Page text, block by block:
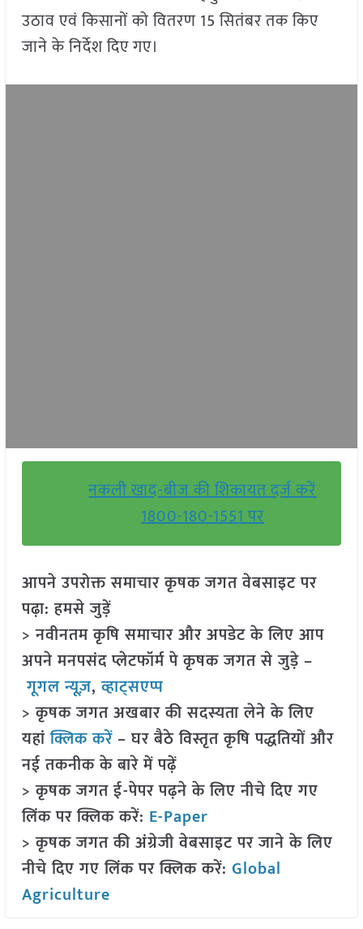
उठाव एवं किसानों को वितरण 15 सितंबर तक किए
जाने के निर्देश दिए गए।
नकली खाद-बीज की शिकायत दर्ज करें
1800-180-1551 पर
आपने उपरोक्त समाचार कृषक जगत वेबसाइट पर
पढ़ा: हमसे जुड़ें
> नवीनतम कृषि समाचार और अपडेट के लिए आप
अपने मनपसंद प्लेटफॉर्म पे कृषक जगत से जुड़े –
गूगल न्यूज़,व्हाट्सएप्प
> कृषक जगत अखबार की सदस्यता लेने के लिए
यहांक्लिक करें– घर बैठे विस्तृत कृषि पद्धतियों और
नई तकनीक के बारे में पढ़ें
> कृषक जगत ई-पेपर पढ़ने के लिए नीचे दिए गए
लिंक पर क्लिक करें: E-Paper
> कृषक जगत की अंग्रेजी वेबसाइट पर जाने के लिए
नीचे दिए गए लिंक पर क्लिक करें: Global
Agriculture